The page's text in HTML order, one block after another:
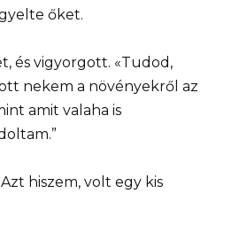
őket.
és vigyorgott. «Tudod,
nekem a növényekről az
amit valaha is
hiszem, volt egy kis